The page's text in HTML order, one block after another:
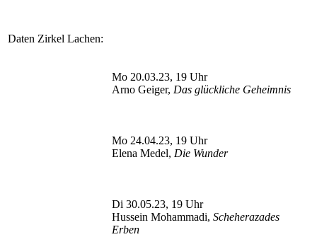
Daten Zirkel Lachen:
Mo 20.03.23, 19 Uhr
Arno Geiger, Das glückliche Geheimnis
Mo 24.04.23, 19 Uhr
Elena Medel, Die Wunder
Di 30.05.23, 19 Uhr
Hussein Mohammadi, Scheherazades
Erben